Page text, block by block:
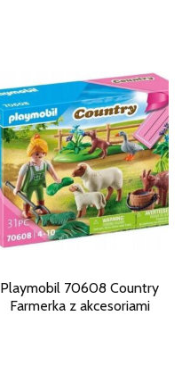
Playmobil 70608 Country
Farmerka z akcesoriami